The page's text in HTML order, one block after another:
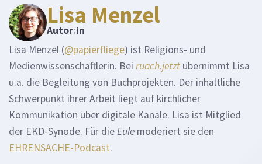
Lisa Menzel
Autor:in
Lisa Menzel (@papierfliege) ist Religions- und
Medienwissenschaftlerin. Bei ruach.jetzt übernimmt Lisa
u.a. die Begleitung von Buchprojekten. Der inhaltliche
Schwerpunkt ihrer Arbeit liegt auf kirchlicher
Kommunikation über digitale Kanäle. Lisa ist Mitglied
der EKD-Synode. Für dieEule moderiert sie den
EHRENSACHE-Podcast.